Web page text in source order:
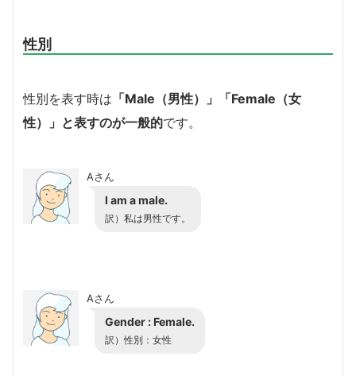
性別
性別を表す時は 「Male（男性）」「Female（女
性）」と表すのが一般的です。
Aさん
I am a male.
訳）私は男性です。
Aさん
Gender : Female.
訳）性別：女性